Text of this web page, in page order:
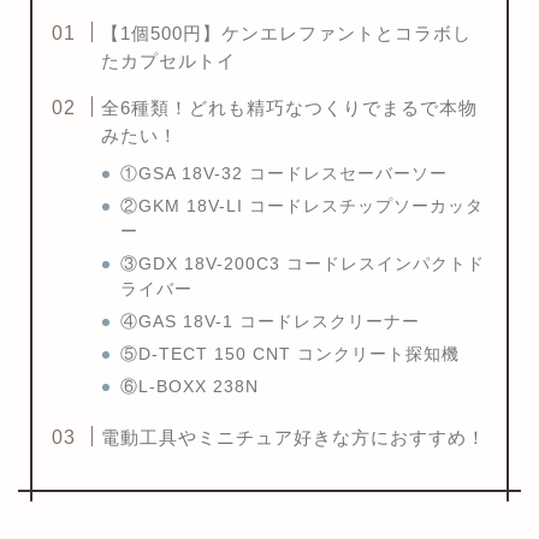
【1個500円】ケンエレファントとコラボし
たカプセルトイ
全6種類！どれも精巧なつくりでまるで本物
みたい！
①GSA 18V-32 コードレスセーバーソー
②GKM 18V-LI コードレスチップソーカッタ
ー
③GDX 18V-200C3 コードレスインパクトド
ライバー
④GAS 18V-1 コードレスクリーナー
⑤D-TECT 150 CNT コンクリート探知機
⑥L-BOXX 238N
電動工具やミニチュア好きな方におすすめ！